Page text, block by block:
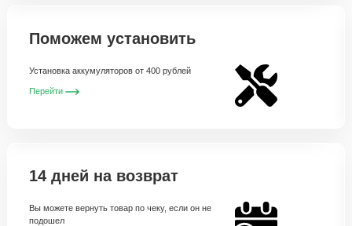
Поможем установить
Установка аккумуляторов от 400 рублей
Перейти
14 дней на возврат
Вы можете вернуть товар по чеку, если он не
подошел